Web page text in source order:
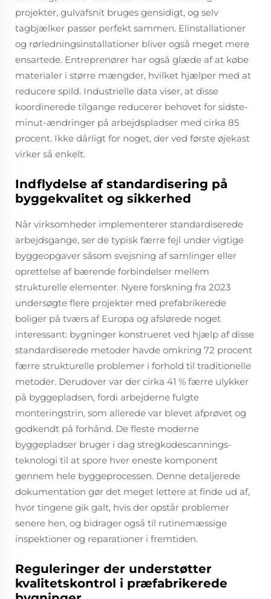
projekter, gulvafsnit bruges gensidigt, og selv
tagbjælker passer perfekt sammen. Elinstallationer
og rørledningsinstallationer bliver også meget mere
ensartede. Entreprenører har også glæde af at købe
materialer i større mængder, hvilket hjælper med at
reducere spild. Industrielle data viser, at disse
koordinerede tilgange reducerer behovet for sidste-
minut-ændringer på arbejdspladser med cirka 85
procent. Ikke dårligt for noget, der ved første øjekast
virker så enkelt.
Indflydelse af standardisering på
byggekvalitet og sikkerhed
Når virksomheder implementerer standardiserede
arbejdsgange, ser de typisk færre fejl under vigtige
byggeopgaver såsom svejsning af samlinger eller
oprettelse af bærende forbindelser mellem
strukturelle elementer. Nyere forskning fra 2023
undersøgte flere projekter med prefabrikerede
boliger på tværs af Europa og afslørede noget
interessant: bygninger konstrueret ved hjælp af disse
standardiserede metoder havde omkring 72 procent
færre strukturelle problemer i forhold til traditionelle
metoder. Derudover var der cirka 41 % færre ulykker
på byggepladsen, fordi arbejderne fulgte
monteringstrin, som allerede var blevet afprøvet og
godkendt på forhånd. De fleste moderne
byggepladser bruger i dag stregkodescannings-
teknologi til at spore hver eneste komponent
gennem hele byggeprocessen. Denne detaljerede
dokumentation gør det meget lettere at finde ud af,
hvor tingene gik galt, hvis der opstår problemer
senere hen, og bidrager også til rutinemæssige
inspektioner og reparationer i fremtiden.
Reguleringer der understøtter
kvalitetskontrol i præfabrikerede